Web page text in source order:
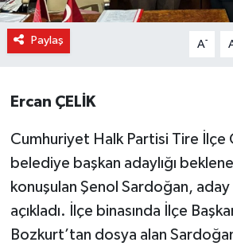
Paylaş A-
Ercan ÇELİK
Cumhuriyet Halk Partisi Tire İlçe
belediye başkan adaylığı
konuşulan Şenol Sardoğan, aday
açıkladı. İlçe binasında İlçe
Bozkurt’tan dosya alan